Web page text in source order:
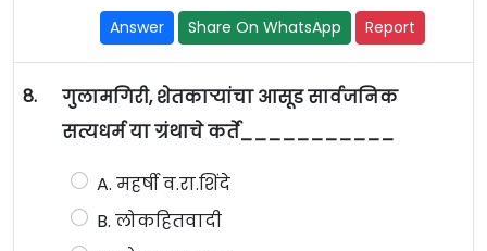
Answer Share On WhatsApp Report
8.
गुलामगिरी, शेतकाऱ्यांचा आसूड सार्वजनिक
सत्यधर्म या ग्रंथाचे कर्ते___________
A. महर्षी व.रा.शिंदे
B. लोकहितवादी